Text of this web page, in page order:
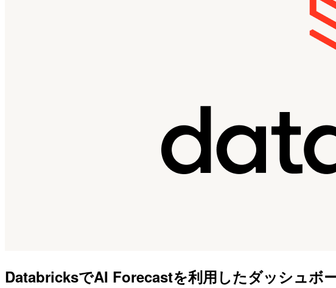
DatabricksでAI Forecastを利用したダッシュボ